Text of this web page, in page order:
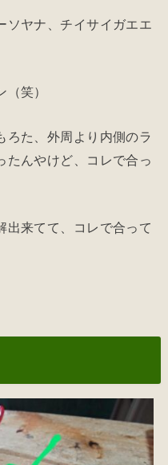
ソヤナ、チイサイガエエ
笑）
ろた、外周より内側のラ
たんやけど、コレで合っ
出来てて、コレで合って